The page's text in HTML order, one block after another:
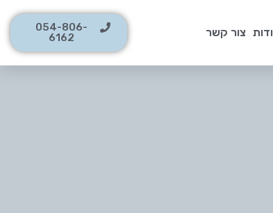
צור קשר
054-806-
6162